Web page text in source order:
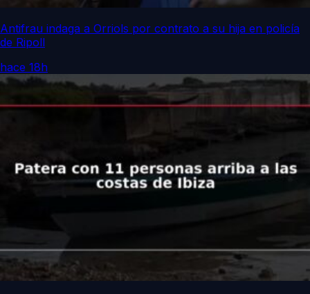
Antifrau indaga a Orriols por contrato a su hija en policía
de Ripoll
hace 18h